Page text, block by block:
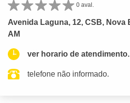
0 aval.
Avenida Laguna, 12, CSB, Nova
AM
ver horario de atendimento.
telefone não informado.